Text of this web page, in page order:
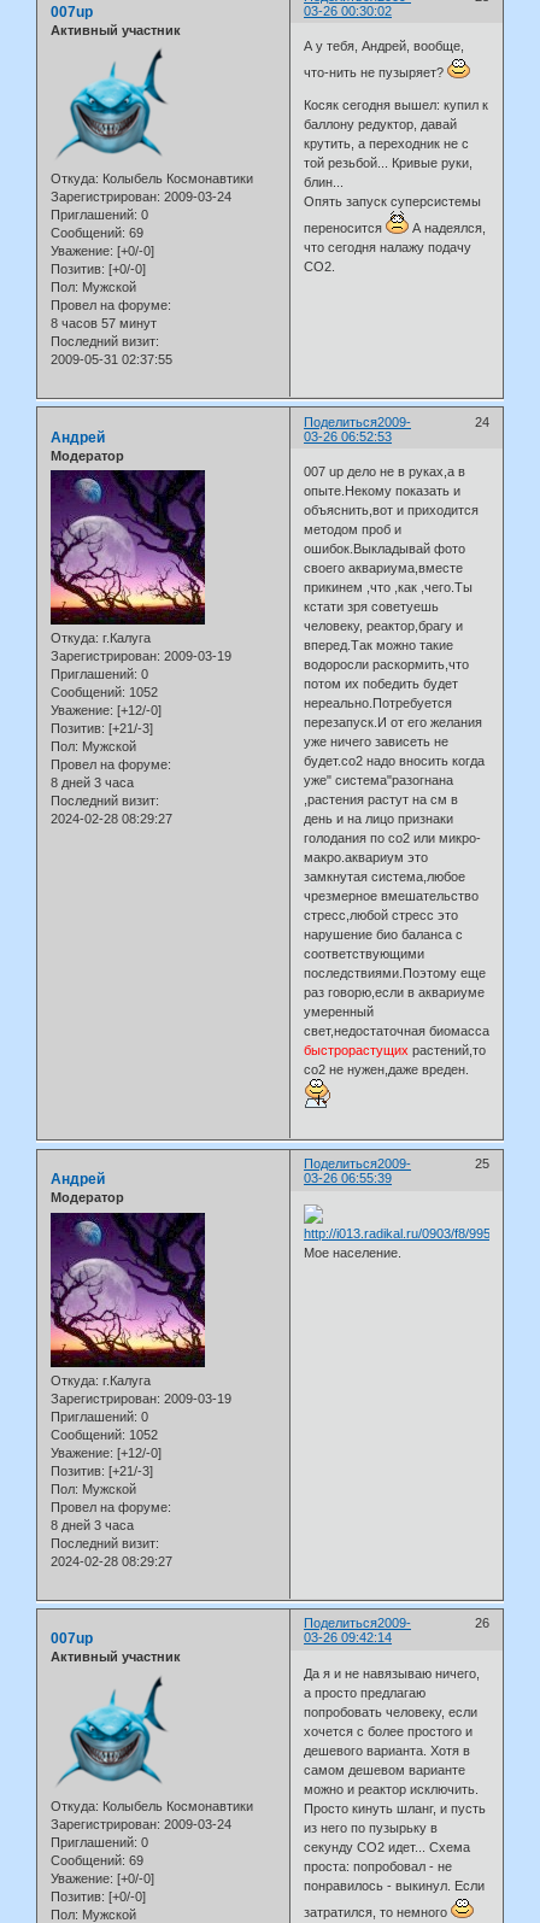
03-26 00:30:02
007up
Активный участник
Откуда: Колыбель Космонавтики
Зарегистрирован: 2009-03-24
Приглашений: 0
Сообщений: 69
Уважение: [+0/-0]
Позитив: [+0/-0]
Пол: Мужской
Провел на форуме:
8 часов 57 минут
Последний визит:
2009-05-31 02:37:55
А у тебя, Андрей, вообще,
что-нить не пузыряет?
Косяк сегодня вышел: купил к
баллону редуктор, давай
крутить, а переходник не с
той резьбой... Кривые руки,
блин...
Опять запуск суперсистемы
переносится
А надеялся,
что сегодня налажу подачу
СО2.
Поделиться 24
2009-
03-26 06:52:53
Андрей
Модератор
Откуда: г.Калуга
Зарегистрирован: 2009-03-19
Приглашений: 0
Сообщений: 1052
Уважение: [+12/-0]
Позитив: [+21/-3]
Пол: Мужской
Провел на форуме:
8 дней 3 часа
Последний визит:
2024-02-28 08:29:27
007 up дело не в руках,а в
опыте.Некому показать и
объяснить,вот и приходится
методом проб и
ошибок.Выкладывай фото
своего аквариума,вместе
прикинем ,что ,как ,чего.Ты
кстати зря советуешь
человеку, реактор,брагу и
вперед.Так можно такие
водоросли раскормить,что
потом их победить будет
нереально.Потребуется
перезапуск.И от его желания
уже ничего зависеть не
будет.со2 надо вносить когда
уже" система"разогнана
,растения растут на см в
день и на лицо признаки
голодания по со2 или микро-
макро.аквариум это
замкнутая система,любое
чрезмерное вмешательство
стресс,любой стресс это
нарушение био баланса с
соответствующими
последствиями.Поэтому еще
раз говорю,если в аквариуме
умеренный
свет,недостаточная биомасса
быстрорастущих растений,то
со2 не нужен,даже вреден.
Поделиться 25
2009-
03-26 06:55:39
Андрей
Модератор
Откуда: г.Калуга
Зарегистрирован: 2009-03-19
Приглашений: 0
Сообщений: 1052
Уважение: [+12/-0]
Позитив: [+21/-3]
Пол: Мужской
Провел на форуме:
8 дней 3 часа
Последний визит:
2024-02-28 08:29:27
Мое население.
Поделиться 26
2009-
03-26 09:42:14
007up
Активный участник
Откуда: Колыбель Космонавтики
Зарегистрирован: 2009-03-24
Приглашений: 0
Сообщений: 69
Уважение: [+0/-0]
Позитив: [+0/-0]
Пол: Мужской
Да я и не навязываю ничего,
а просто предлагаю
попробовать человеку, если
хочется с более простого и
дешевого варианта. Хотя в
самом дешевом варианте
можно и реактор исключить.
Просто кинуть шланг, и пусть
из него по пузырьку в
секунду СО2 идет... Схема
проста: попробовал - не
понравилось - выкинул. Если
затратился, то немного